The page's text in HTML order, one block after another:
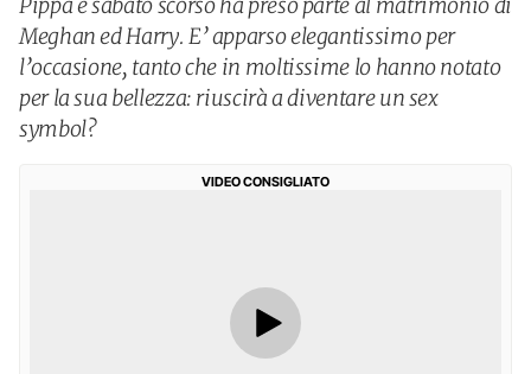
Meghan ed Harry. E’ apparso elegantissimo per
l’occasione, tanto che in moltissime lo hanno notato
per la sua bellezza: riuscirà a diventare un sex
symbol?
VIDEO CONSIGLIATO